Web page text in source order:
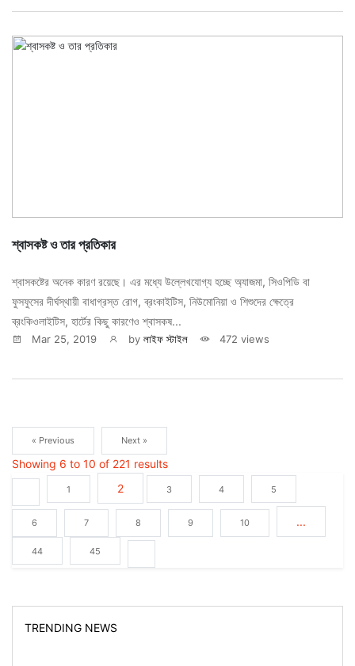
শ্বাসকষ্ট ও তার প্রতিকার
শ্বাসকষ্টের অনেক কারণ রয়েছে। এর মধ্যে উল্লেখযোগ্য হচ্ছে অ্যাজমা, সিওপিডি বা
ফুসফুসের দীর্ঘস্থায়ী বাধাগ্রস্ত রোগ, ব্রংকাইটিস, নিউমোনিয়া ও শিশুদের ক্ষেত্রে
ব্রংকিওলাইটিস, হার্টের কিছু কারণেও শ্বাসকষ...
Mar 25, 2019 by লাইফ স্টাইল 472 views
« Previous Next »
Showing 6 to 10 of 221 results
1 2 3 4 5
6 7 8 9 10 ...
44 45
TRENDING NEWS